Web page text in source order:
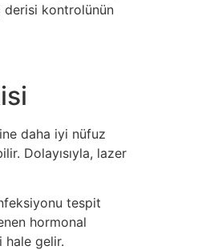
derisi kontrolünün
daha iyi nüfuz
Dolayısıyla, lazer
tespit
hormonal
hale gelir.